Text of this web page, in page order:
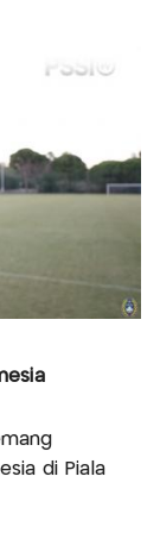
di Piala